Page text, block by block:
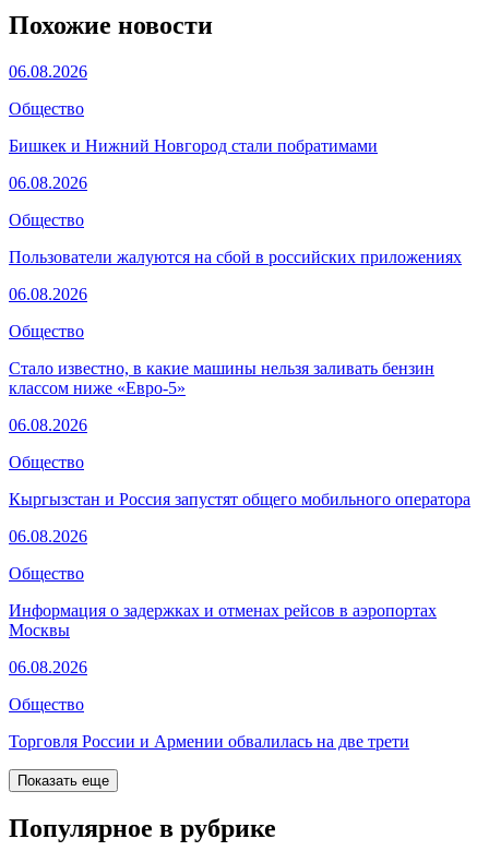
Похожие новости
06.08.2026
Общество
Бишкек и Нижний Новгород стали побратимами
06.08.2026
Общество
Пользователи жалуются на сбой в российских приложениях
06.08.2026
Общество
Стало известно, в какие машины нельзя заливать бензин
классом ниже «Евро-5»
06.08.2026
Общество
Кыргызстан и Россия запустят общего мобильного оператора
06.08.2026
Общество
Информация о задержках и отменах рейсов в аэропортах
Москвы
06.08.2026
Общество
Торговля России и Армении обвалилась на две трети
Показать еще
Популярное в рубрике